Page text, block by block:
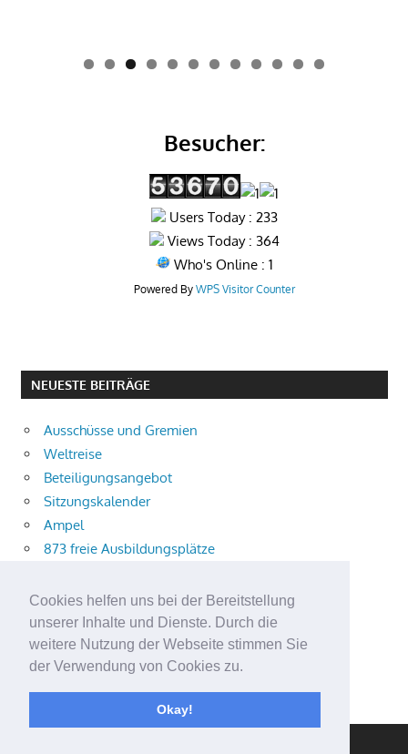
Cookies helfen uns bei der Bereitstellung
unserer Inhalte und Dienste. Durch die
weitere Nutzung der Webseite stimmen Sie
der Verwendung von Cookies zu.
Okay!
0 1 2
Besucher:
Users Today : 233
Views Today : 364
Who's Online : 1
Powered By WPS Visitor Counter
NEUESTE BEITRÄGE
Ausschüsse und Gremien
Weltreise
Beteiligungsangebot
Sitzungskalender
Ampel
873 freie Ausbildungsplätze
Aktuelle Verkehrsmeldungen
Terracliff
Wärmeplanung
Demokratie-Tag 2026
Neuer Jahrgang